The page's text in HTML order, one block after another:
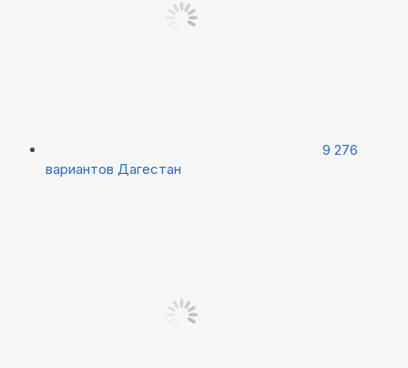
9 276
вариантов Дагестан